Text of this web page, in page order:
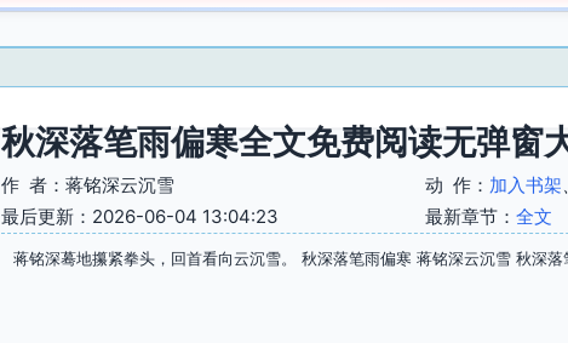
秋深落笔雨偏寒全文免费阅读无弹窗
作 者：蒋铭深云沉雪 动 作： 加入书架、
最后更新：2026-06-04 13:04:23
最新章节： 全文
蒋铭深蓦地攥紧拳头，回首看向云沉雪。 秋深落笔雨偏寒 蒋铭深云沉雪 秋深